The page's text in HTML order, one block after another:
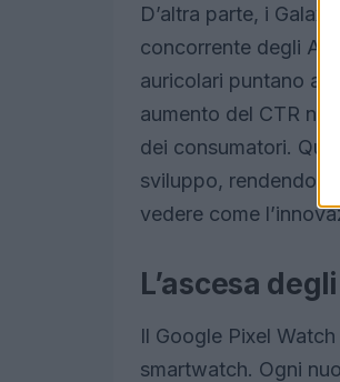
D’altra parte, i
concorrente degli
auricolari puntano a
aumento del CTR
dei consumatori.
sviluppo, rendendo
vedere come
L’ascesa
Il Google Pixel
smartwatch. Ogni